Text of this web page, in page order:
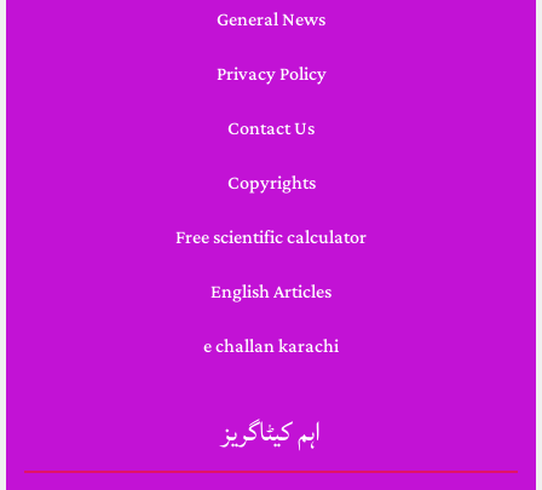
General News
Privacy Policy
Contact Us
Copyrights
Free scientific calculator
English Articles
e challan karachi
اہم کیٹاگریز